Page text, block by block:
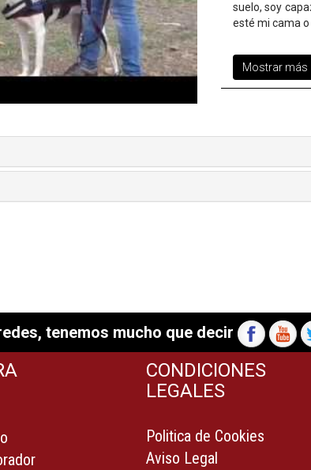
suelo, soy
esté mi cama
Mostrar más
tenemos mucho que decir
CONDICIONES
LEGALES
Politica de Cookies
Aviso Legal